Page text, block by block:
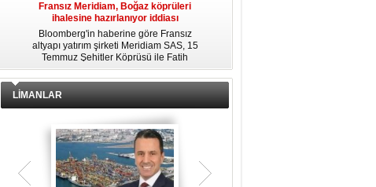
Fransız Meridiam, Boğaz köprüleri
ihalesine hazırlanıyor iddiası
Bloomberg'in haberine göre Fransız
altyapı yatırım şirketi Meridiam SAS, 15
Temmuz Şehitler Köprüsü ile Fatih
Sultan Mehmet Köprüsü'nün
özelleştirilmesine yönelik ihaleyle
zamanda kendi yat limanı, helikopter
pisti ve seçkin villaları da içeren koca
LİMANLAR